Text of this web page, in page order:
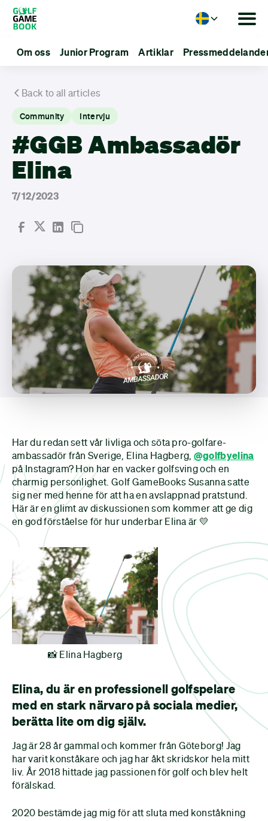
Om oss Junior Program Artiklar
Language
Back to all articles
Community Intervju
#GGB Ambassadör
Elina
7/12/2023
Har du redan sett vår livliga och söta pro-golfare-
ambassadör från Sverige, Elina Hagberg, @golfbyelina
på Instagram? Hon har en vacker golfsving och en
charmig personlighet. Golf GameBooks Susanna satte
sig ner med henne för att ha en avslappnad pratstund.
Här är en glimt av diskussionen som kommer att ge dig
en god förståelse för hur underbar Elina är 💛
📸 Elina Hagberg
Elina, du är en professionell golfspelare
med en stark närvaro på sociala medier,
berätta lite om dig själv.
Jag är 28 år gammal och kommer från Göteborg! Jag
har varit konståkare och jag har åkt skridskor hela mitt
liv. År 2018 hittade jag passionen för golf och blev helt
förälskad.
2020 bestämde jag mig för att sluta med konståkning